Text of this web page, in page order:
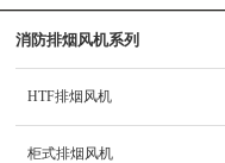
消防排烟风机系列
HTF排烟风机
柜式排烟风机